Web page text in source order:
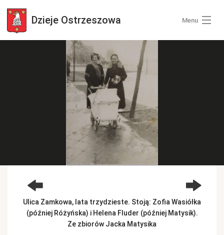
Dzieje Ostrzeszowa Menu
Ulica Zamkowa, lata trzydzieste. Stoją: Zofia Wasiółka
(później Różyńska) i Helena Fluder (później Matysik).
Ze zbiorów Jacka Matysika